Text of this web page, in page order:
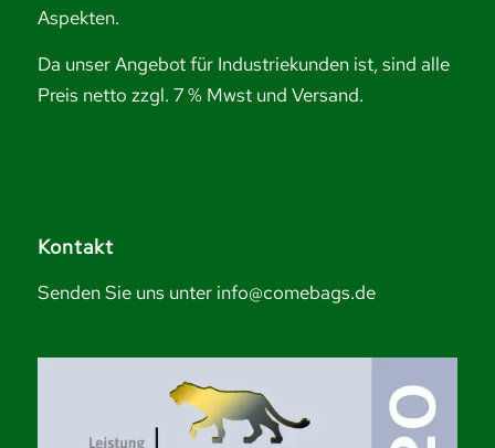
Aspekten.
Da unser Angebot für Industriekunden ist, sind alle
Preis netto zzgl. 7 % Mwst und Versand.
Kontakt
Senden Sie uns unter info@comebags.de